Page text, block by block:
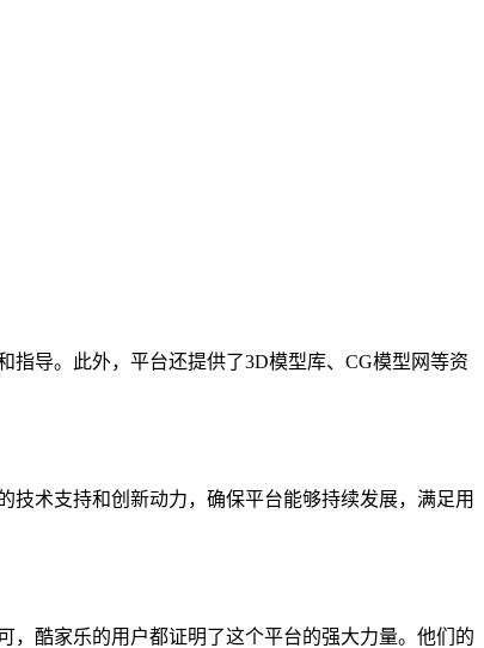
导。此外，平台还提供了3D模型库、CG模型网等资
术支持和创新动力，确保平台能够持续发展，满足用
，酷家乐的用户都证明了这个平台的强大力量。他们的